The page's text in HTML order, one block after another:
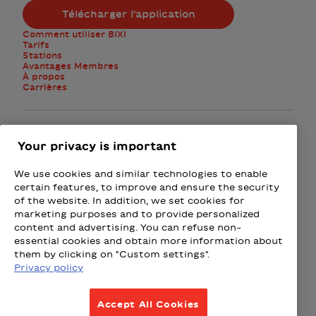
Montréal, WB Games MTL
Comment utiliser BIXI
Tarifs
Stations
Avantages Membres
À propos
Carrières
Télécharger l'application
Présenté par
Loto-Québec - Loteries
Fizz - Forfaits mobiles et
Wealthsimple
Beneva
Politique de confidentialité
Your privacy is important
We use cookies and similar technologies to enable
certain features, to improve and ensure the security
of the website. In addition, we set cookies for
marketing purposes and to provide personalized
content and advertising. You can refuse non-
essential cookies and obtain more information about
them by clicking on "Custom settings".
Privacy policy
Accept All Cookies